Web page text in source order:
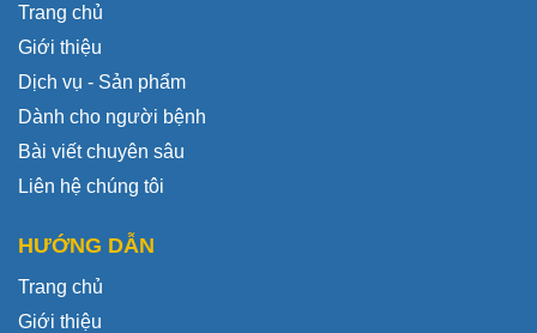
Trang chủ
Giới thiệu
Dịch vụ - Sản phẩm
Dành cho người bệnh
Bài viết chuyên sâu
Liên hệ chúng tôi
HƯỚNG DẪN
Trang chủ
Giới thiệu